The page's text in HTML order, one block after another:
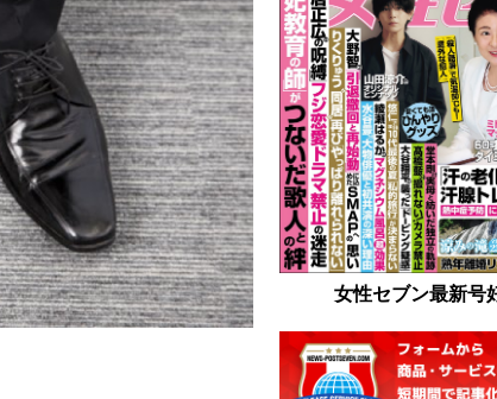
女性セブン最新号